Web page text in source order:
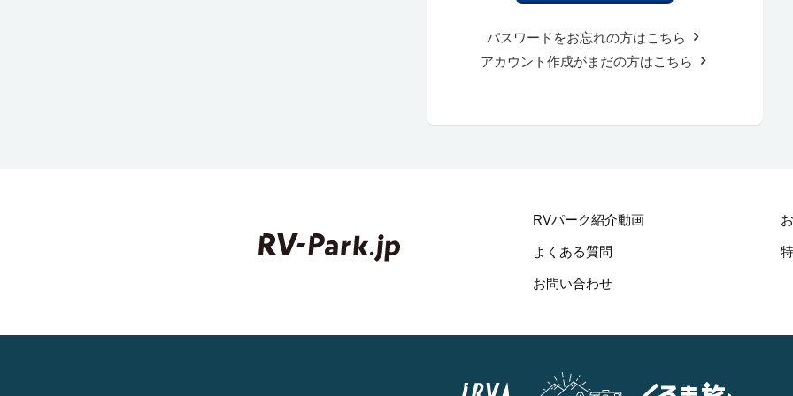
パスワードをお忘れの方はこちら
アカウント作成がまだの方はこちら
RVパーク紹介動画
よくある質問
お問い合わせ